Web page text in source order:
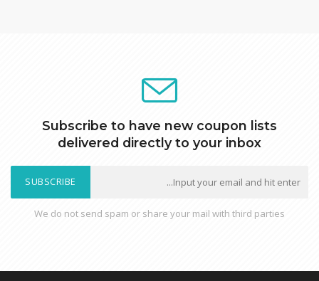
Subscribe to have new coupon lists
delivered directly to your inbox
SUBSCRIBE
We do not send spam or share your mail with third parties